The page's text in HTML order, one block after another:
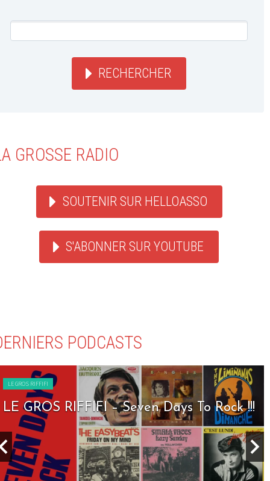
RECHERCHER
GROSSE RADIO
SOUTENIR SUR HELLOASSO
S'ABONNER SUR YOUTUBE
PODCASTS
LE GROS RIFFIFI
LE GROS RIFFIFI – Seven Days To Rock !!!